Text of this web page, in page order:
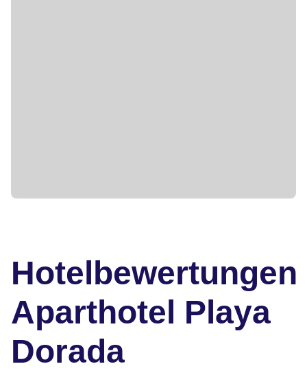
Hotelbewertungen
Aparthotel Playa
Dorada